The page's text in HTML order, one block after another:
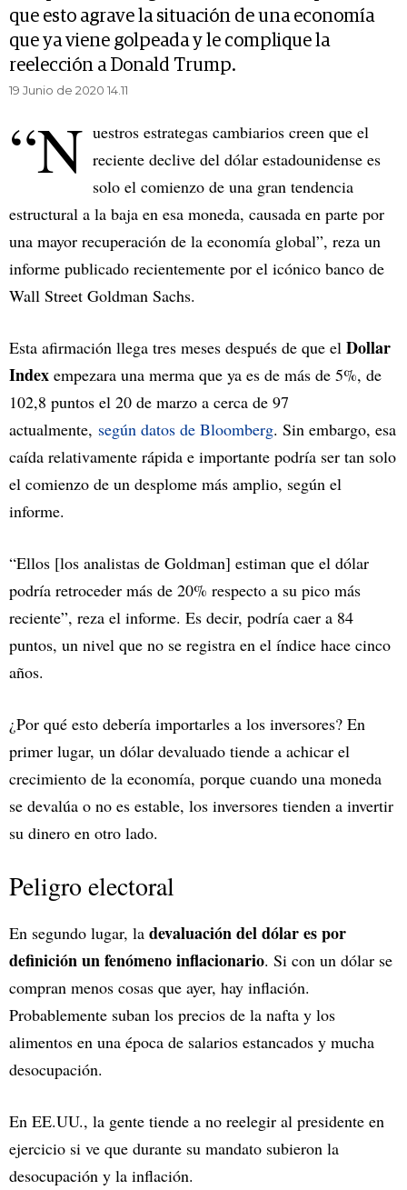
que esto agrave la situación de una economía
que ya viene golpeada y le complique la
reelección a Donald Trump.
19 Junio de 2020 14.11
“N uestros estrategas cambiarios creen que el
reciente declive del dólar estadounidense es
solo el comienzo de una gran tendencia
estructural a la baja en esa moneda, causada en parte por
una mayor recuperación de la economía global”, reza un
informe publicado recientemente por el icónico banco de
Wall Street Goldman Sachs.
Esta afirmación llega tres meses después de que el Dollar
Index empezara una merma que ya es de más de 5%, de
102,8 puntos el 20 de marzo a cerca de 97
actualmente, según datos de Bloomberg. Sin embargo, esa
caída relativamente rápida e importante podría ser tan solo
el comienzo de un desplome más amplio, según el
informe.
“Ellos [los analistas de Goldman] estiman que el dólar
podría retroceder más de 20% respecto a su pico más
reciente”, reza el informe. Es decir, podría caer a 84
puntos, un nivel que no se registra en el índice hace cinco
años.
¿Por qué esto debería importarles a los inversores? En
primer lugar, un dólar devaluado tiende a achicar el
crecimiento de la economía, porque cuando una moneda
se devalúa o no es estable, los inversores tienden a invertir
su dinero en otro lado.
Peligro electoral
En segundo lugar, la devaluación del dólar es por
definición un fenómeno inflacionario. Si con un dólar se
compran menos cosas que ayer, hay inflación.
Probablemente suban los precios de la nafta y los
alimentos en una época de salarios estancados y mucha
desocupación.
En EE.UU., la gente tiende a no reelegir al presidente en
ejercicio si ve que durante su mandato subieron la
desocupación y la inflación.